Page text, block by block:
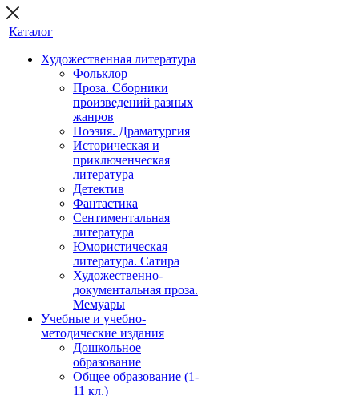
Каталог
Художественная литература
Фольклор
Проза. Сборники
произведений разных
жанров
Поэзия. Драматургия
Историческая и
приключенческая
литература
Детектив
Фантастика
Сентиментальная
литература
Юмористическая
литература. Сатира
Художественно-
документальная проза.
Мемуары
Учебные и учебно-
методические издания
Дошкольное
образование
Общее образование (1-
11 кл.)